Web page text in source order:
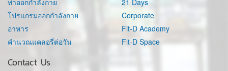
ท่าออกกำลังกาย
โปรแกรมออกกำลังกาย
อาหาร
คำนวณแคลอรี่ต่อวัน
21 Days
Corporate
Fit-D Academy
Fit-D Space
Contact Us